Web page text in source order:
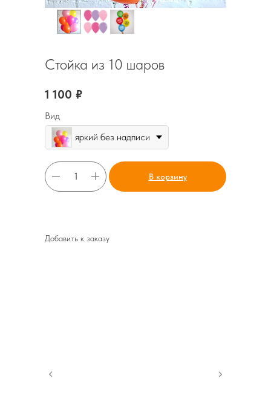
Стойка из 10 шаров
1 100 ₽
Вид
яркий без надписи
В корзину
Добавить к заказу